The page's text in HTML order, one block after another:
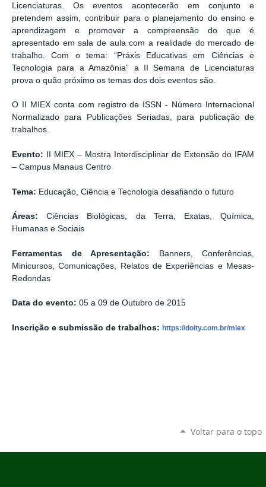
Licenciaturas. Os eventos acontecerão em conjunto e
pretendem assim, contribuir para o planejamento do ensino e
aprendizagem e promover a compreensão do que é
apresentado em sala de aula com a realidade do mercado de
trabalho. Com o tema: “Práxis Educativas em Ciências e
Tecnologia para a Amazônia” a II Semana de Licenciaturas
prova o quão próximo os temas dos dois eventos são
O II MIEX conta com registro de ISSN - Número Internacional
Normalizado para Publicações Seriadas, para publicação de
trabalhos.
Evento: II MIEX – Mostra Interdisciplinar de Extensão do IFAM
– Campus Manaus Centro
Tema: Educação, Ciência e Tecnologia desafiando o futuro
Áreas: Ciências Biológicas, da Terra, Exatas, Química,
Humanas e Sociais
Ferramentas de Apresentação: Banners, Conferências,
Minicursos, Comunicações, Relatos de Experiências e Mesas-
Redondas
Data do evento: 05 a 09 de Outubro de 2015
Inscrição e submissão de trabalhos: https://doity.com.br/miex
Voltar para o topo